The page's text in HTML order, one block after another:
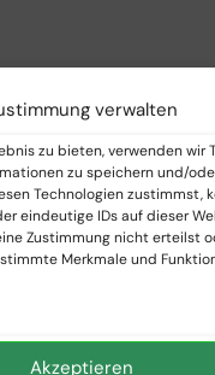
verwalten
zu bieten, verwenden wir
zu speichern und/
Technologien zustimmst,
eindeutige IDs auf dieser
Zustimmung nicht erteilst
Merkmale und
Akzeptieren